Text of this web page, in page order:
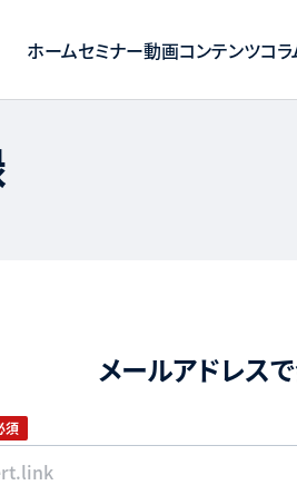
ホームセミナー動画コンテンツコラ
メールアドレス
須